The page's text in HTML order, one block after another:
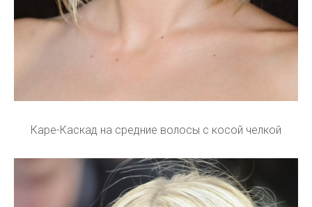
Каре-Каскад на средние волосы с косой челкой